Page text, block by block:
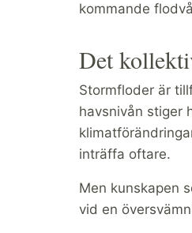
kommande
Det
Stormfloder är
havsnivån stiger
inträffa oftare.
Men kunskapen
vid en